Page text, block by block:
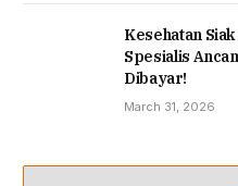
Kesehatan
Spesialis
Dibayar!
March 31, 2026